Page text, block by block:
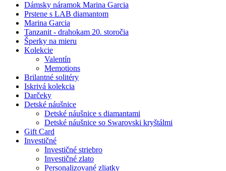
Dámsky náramok Marina Garcia
Prstene s LAB diamantom
Marina Garcia
Tanzanit - drahokam 20. storočia
Šperky na mieru
Kolekcie
Valentín
Memotions
Brilantné solitéry
Iskrivá kolekcia
Darčeky
Detské náušnice
Detské náušnice s diamantami
Detské náušnice so Swarovski kryštálmi
Gift Card
Investičné
Investičné striebro
Investičné zlato
Personalizované zliatky